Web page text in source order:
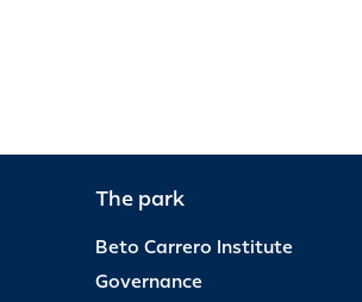
The park
Beto Carrero Institute
Governance